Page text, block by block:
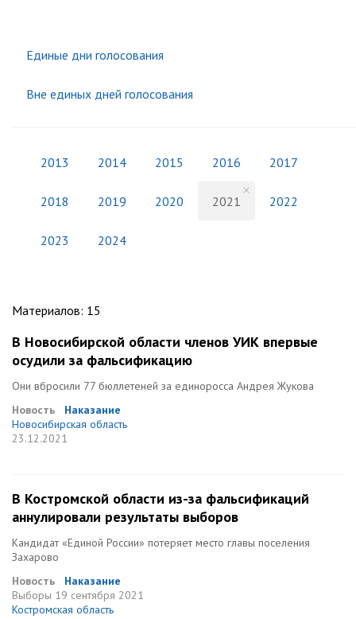
Единые дни голосования
Вне единых дней голосования
2013 2014 2015 2016 2017
2018 2019 2020 2021 2022
2023 2024
Материалов: 15
В Новосибирской области членов УИК впервые
осудили за фальсификацию
Они вбросили 77 бюллетеней за единоросса Андрея Жукова
Новость
Наказание
Новосибирская область
23.12.2021
В Костромской области из-за фальсификаций
аннулировали результаты выборов
Кандидат «Единой России» потеряет место главы поселения
Захарово
Новость
Наказание
Выборы 19 сентября 2021
Костромская область